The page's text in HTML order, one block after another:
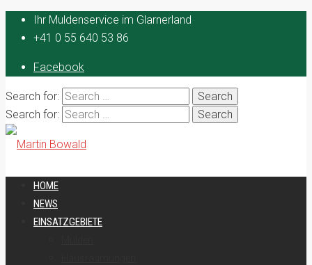
Ihr Muldenservice im Glarnerland
+41 0 55 640 53 86
Facebook
Search for:
Search for:
HOME
NEWS
EINSATZGEBIETE